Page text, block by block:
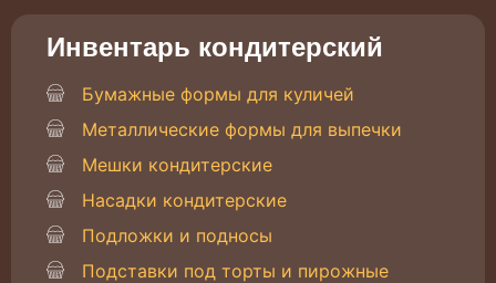
Инвентарь кондитерский
Бумажные формы для куличей
Металлические формы для выпечки
Мешки кондитерские
Насадки кондитерские
Подложки и подносы
Подставки под торты и пирожные